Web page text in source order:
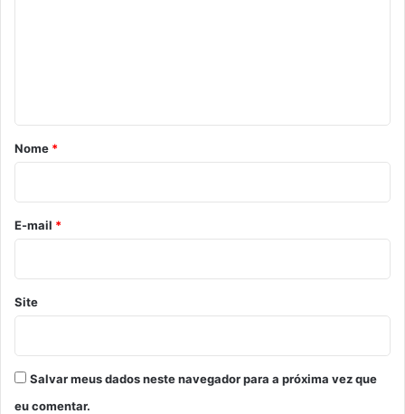
r
o
*
Nome *
E-mail *
Site
Salvar meus dados neste navegador para a próxima vez que
eu comentar.